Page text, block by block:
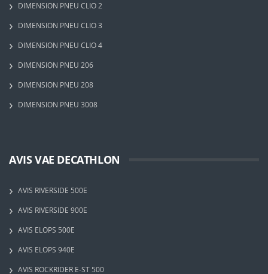
DIMENSION PNEU CLIO 2
DIMENSION PNEU CLIO 3
DIMENSION PNEU CLIO 4
DIMENSION PNEU 206
DIMENSION PNEU 208
DIMENSION PNEU 3008
AVIS VAE DECATHLON
AVIS RIVERSIDE 500E
AVIS RIVERSIDE 900E
AVIS ELOPS 500E
AVIS ELOPS 940E
AVIS ROCKRIDER E-ST 500